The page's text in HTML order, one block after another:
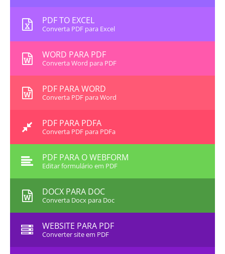
PDF TO EXCEL
Converta PDF para Excel
WORD PARA PDF
Converta Word para PDF
PDF PARA WORD
Converta PDF para Word
PDF PARA PDFA
Converta PDF para PDFa
PDF PARA O WEBFORM
Editar formulário em PDF
DOCX PARA DOC
Converta Docx para Doc
WEBSITE PARA PDF
Converter site em PDF